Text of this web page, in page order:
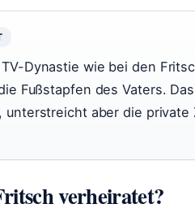
Dynastie wie bei den
Fußstapfen des Vaters.
unterstreicht aber die private
verheiratet?